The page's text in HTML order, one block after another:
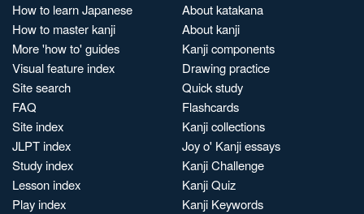
How to learn Japanese
How to master kanji
More 'how to' guides
Visual feature index
Site search
FAQ
Site index
JLPT index
Study index
Lesson index
Play index
About katakana
About kanji
Kanji components
Drawing practice
Quick study
Flashcards
Kanji collections
Joy o' Kanji essays
Kanji Challenge
Kanji Quiz
Kanji Keywords